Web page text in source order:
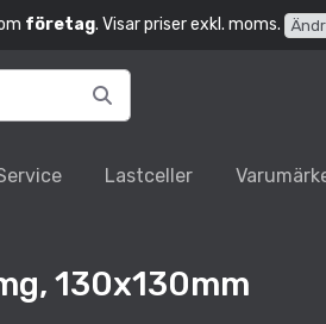
företag. Visar priser exkl. moms.
Lastceller
130x130mm